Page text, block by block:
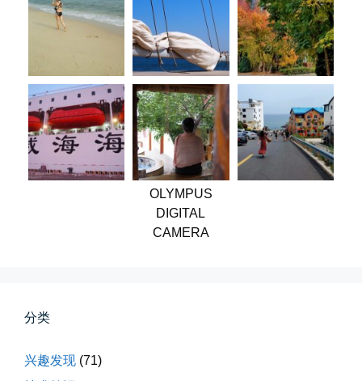
桃花乱落如红雨
李贺“桃花乱落如红雨”与纳兰性...
📅 03-22 09:31👤 Zairun
早晨外面阴天，等我在厨房把热的...
OLYMPUS
DIGITAL
CAMERA
分类
兴趣发现 (71)